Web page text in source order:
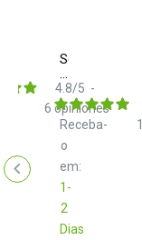
Sennheiser
HD
25
Receba-
o
em:
1-
2
Dias
4.8/5 -
6 opiniones
1